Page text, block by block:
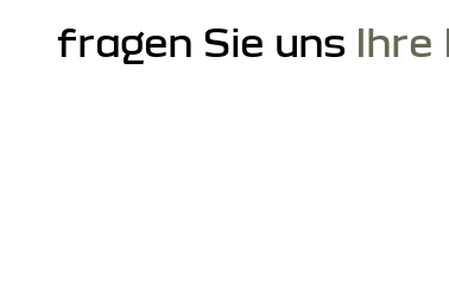
fragen Sie uns Ihre